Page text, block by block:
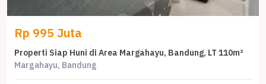
Rp 995 Juta
Properti Siap Huni di Area Margahayu, Bandung, LT 110m²
Margahayu, Bandung